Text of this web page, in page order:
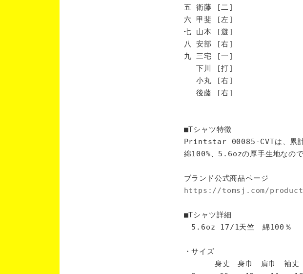
五 衛藤 [二]
六 甲斐 [左]
七 山本 [遊]
八 安部 [右]
九 三宅 [一]
下川 [打]
小丸 [右]
後藤 [右]
■Tシャツ特徴
Printstar 00085-CVTは、累計
綿100%、5.6ozの厚手生地なの
ブランド公式商品ページ
https://tomsj.com/
■Tシャツ詳細
5.6oz 17/1天竺 綿100％
・サイズ
身丈 身巾 肩巾 袖丈